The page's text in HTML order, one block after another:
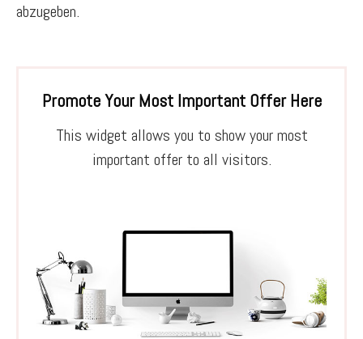
abzugeben.
Promote Your Most Important Offer Here
This widget allows you to show your most
important offer to all visitors.